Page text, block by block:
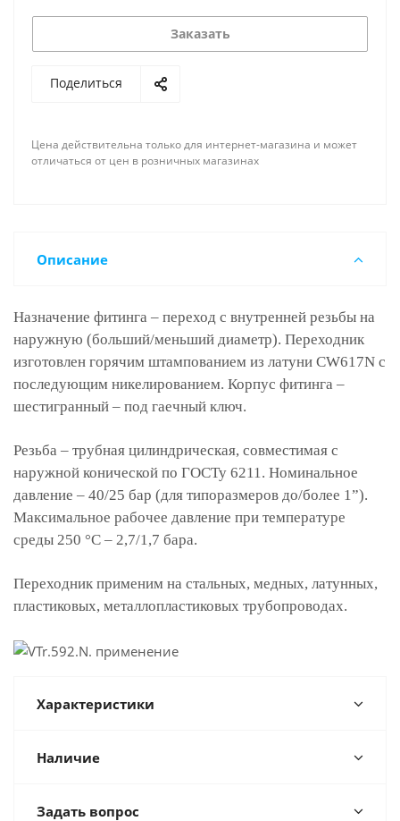
Заказать
Поделиться
Цена действительна только для интернет-магазина и может
отличаться от цен в розничных магазинах
Описание
Назначение фитинга – переход с внутренней резьбы на
наружную (больший/меньший диаметр). Переходник
изготовлен горячим штампованием из латуни CW617N с
последующим никелированием. Корпус фитинга –
шестигранный – под гаечный ключ.
Резьба – трубная цилиндрическая, совместимая с
наружной конической по ГОСТу 6211. Номинальное
давление – 40/25 бар (для типоразмеров до/более 1”).
Максимальное рабочее давление при температуре
среды 250 °С – 2,7/1,7 бара.
Переходник применим на стальных, медных, латунных,
пластиковых, металлопластиковых трубопроводах.
Характеристики
Наличие
Задать вопрос